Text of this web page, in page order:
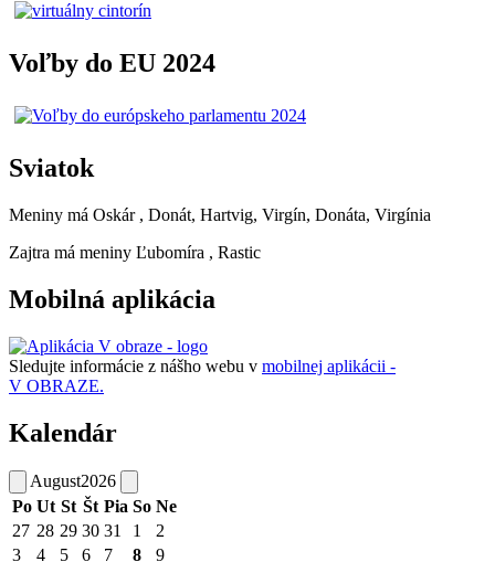
Voľby do EU 2024
Sviatok
Meniny má Oskár , Donát, Hartvig, Virgín, Donáta, Virgínia
Zajtra má meniny Ľubomíra , Rastic
Mobilná aplikácia
Sledujte informácie z nášho webu v mobilnej aplikácii -
V OBRAZE.
Kalendár
August2026
Po Ut St Št Pia So Ne
27 28 29 30 31 1
2
3
4 5 6 7 8 9